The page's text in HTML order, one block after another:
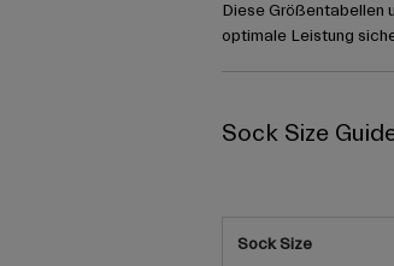
Diese Größentabellen
optimale Leistung
Sock Size
Sock Size